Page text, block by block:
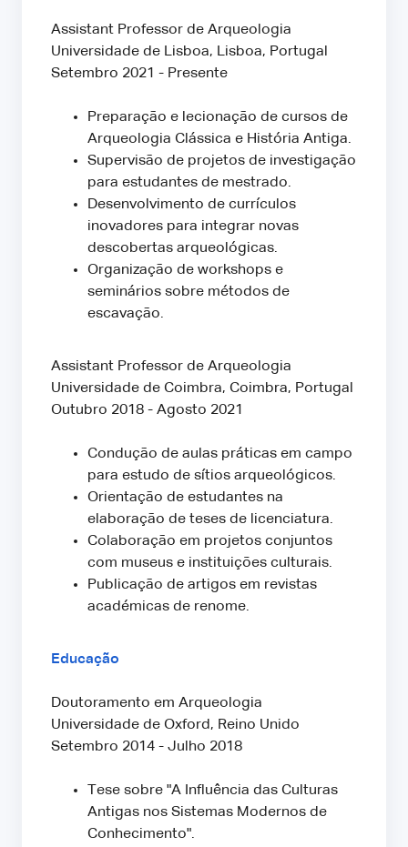
Assistant Professor de Arqueologia
Universidade de Lisboa, Lisboa, Portugal
Setembro 2021 - Presente
Preparação e lecionação de cursos de
Arqueologia Clássica e História Antiga.
Supervisão de projetos de investigação
para estudantes de mestrado.
Desenvolvimento de currículos
inovadores para integrar novas
descobertas arqueológicas.
Organização de workshops e
seminários sobre métodos de
escavação.
Assistant Professor de Arqueologia
Universidade de Coimbra, Coimbra, Portugal
Outubro 2018 - Agosto 2021
Condução de aulas práticas em campo
para estudo de sítios arqueológicos.
Orientação de estudantes na
elaboração de teses de licenciatura.
Colaboração em projetos conjuntos
com museus e instituições culturais.
Publicação de artigos em revistas
académicas de renome.
Educação
Doutoramento em Arqueologia
Universidade de Oxford, Reino Unido
Setembro 2014 - Julho 2018
Tese sobre "A Influência das Culturas
Antigas nos Sistemas Modernos de
Conhecimento".